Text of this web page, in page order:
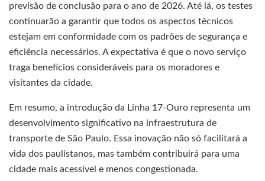
previsão de conclusão para o ano de 2026. Até lá, os testes
continuarão a garantir que todos os aspectos técnicos
estejam em conformidade com os padrões de segurança e
eficiência necessários. A expectativa é que o novo serviço
traga benefícios consideráveis para os moradores e
visitantes da cidade.
Em resumo, a introdução da Linha 17-Ouro representa um
desenvolvimento significativo na infraestrutura de
transporte de São Paulo. Essa inovação não só facilitará a
vida dos paulistanos, mas também contribuirá para uma
cidade mais acessível e menos congestionada.